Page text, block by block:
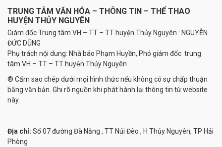
TRUNG TÂM VĂN HÓA – THÔNG TIN – THỂ THAO
HUYỆN THỦY NGUYÊN
Giám đốc Trung tâm VH – TT – TT huyện Thủy Nguyên : NGUYỄN
ĐỨC DŨNG
Phụ trách nội dung: Nhà báo Phạm Huyền, Phó giám đốc trung
tâm VH – TT – TT huyện Thủy Nguyên
® Cấm sao chép dưới mọi hình thức nếu không có sự chấp thuận
bằng văn bản. Ghi rõ nguồn khi phát hành lại thông tin từ website
này.
Địa chỉ: Số 07 đường Đà Nẵng , TT Núi Đèo , H Thủy Nguyên, TP Hải
Phòng